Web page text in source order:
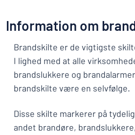
Information om
Brandskilte er de vigtigste
I lighed med at alle
brandslukkere og
brandskilte være en selvfølge.
Disse skilte markerer på
andet brandøre,